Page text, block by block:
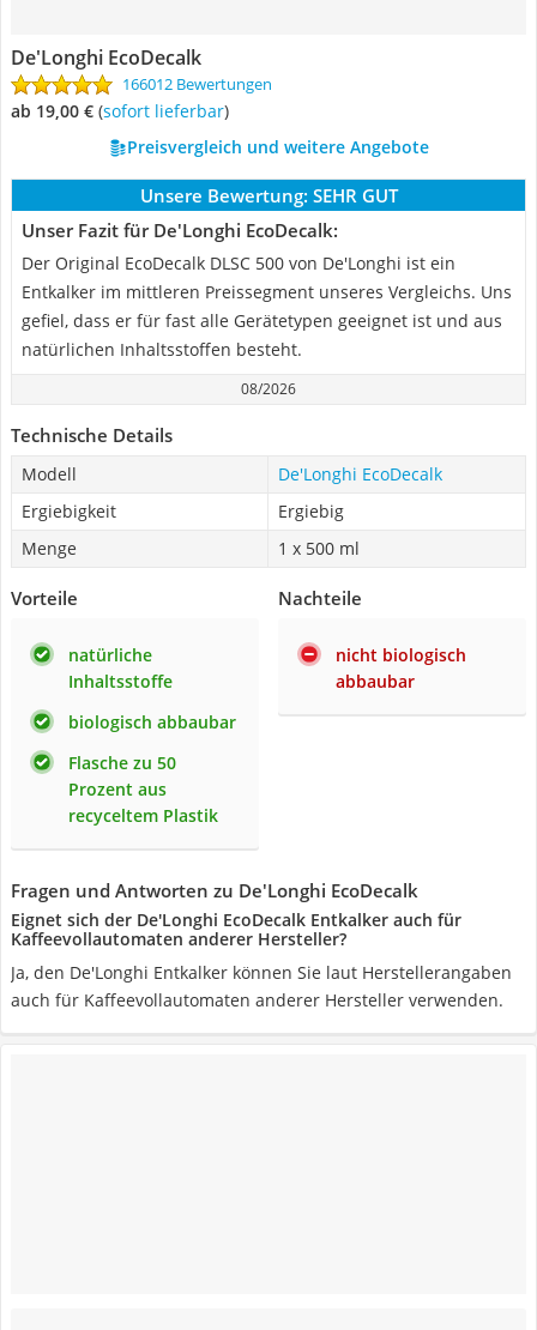
De'Longhi EcoDecalk
166012 Bewertungen
ab 19,00 € ( Sofort lieferbar)
Preisvergleich und weitere Angebote
Unsere Bewertung: SEHR GUT
Unser Fazit für De'Longhi EcoDecalk:
Der Original EcoDecalk DLSC 500 von De'Longhi ist ein
Entkalker im mittleren Preissegment unseres Vergleichs. Uns
gefiel, dass er für fast alle Gerätetypen geeignet ist und aus
natürlichen Inhaltsstoffen besteht.
08/2026
Technische Details
Modell
De'Longhi EcoDecalk
Ergiebigkeit
Ergiebig
Menge
1 x 500 ml
Vorteile
natürliche
Inhaltsstoffe
biologisch abbaubar
Flasche zu 50
Prozent aus
recyceltem Plastik
Nachteile
nicht biologisch
abbaubar
Fragen und Antworten zu De'Longhi EcoDecalk
Eignet sich der De'Longhi EcoDecalk Entkalker auch für
Kaffeevollautomaten anderer Hersteller?
Ja, den De'Longhi Entkalker können Sie laut Herstellerangaben
auch für Kaffeevollautomaten anderer Hersteller verwenden.